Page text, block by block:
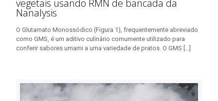
vegetais usando RMN de bancada da
Nanalysis
O Glutamato Monossódico (Figura 1), frequentemente abreviado
como GMS, é um aditivo culinário comumente utilizado para
conferir sabores umami a uma variedade de pratos. O GMS […]